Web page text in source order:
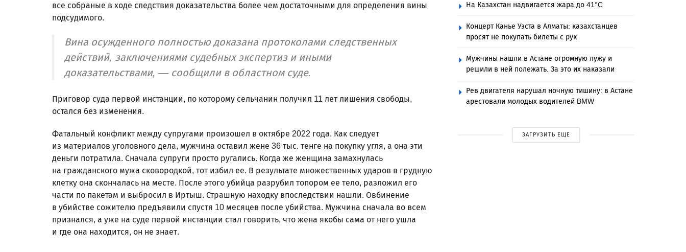
все собраные в ходе следствия доказательства более чем достаточными для определения вины
подсудимого.
Вина осужденного полностью доказана протоколами следственных
действий, заключениями судебных экспертиз и иными
доказательствами, — сообщили в областном суде.
Приговор суда первой инстанции, по которому сельчанин получил 11 лет лишения свободы,
остался без изменения.
Фатальный конфликт между супругами произошел в октябре 2022 года. Как следует
из материалов уголовного дела, мужчина оставил жене 36 тыс. тенге на покупку угля, а она эти
деньги потратила. Сначала супруги просто ругались. Когда же женщина замахнулась
на гражданского мужа сковородкой, тот избил ее. В результате множественных ударов в грудную
клетку она скончалась на месте. После этого убийца разрубил топором ее тело, разложил его
части по пакетам и выбросил в Иртыш. Страшную находку впоследствии нашли. Овбинение
в убийстве сожителю предъявили спустя 10 месяцев после убийства. Мужчина сначала во всем
признался, а уже на суде первой инстанции стал говорить, что жена якобы сама от него ушла
и где она находится, он не знает.
На Казахстан надвигается жара до 41°C
Концерт Канье Уэста в Алматы: казахстанцев
просят не покупать билеты с рук
Мужчины нашли в Астане огромную лужу и
решили в ней полежать. За это их наказали
Рев двигателя нарушал ночную тишину: в Астане
арестовали молодых водителей BMW
ЗАГРУЗИТЬ ЕЩЕ